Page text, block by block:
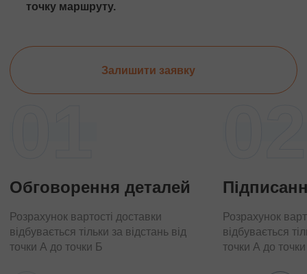
точку маршруту.
Залишити заявку
Обговорення деталей
Розрахунок вартості доставки
відбувається тільки за відстань від
точки А до точки Б
Розрахунок
відбувається
точки А до